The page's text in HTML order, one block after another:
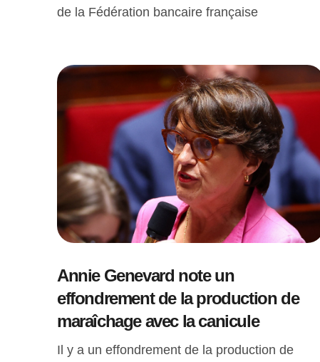
de la Fédération bancaire française
Annie Genevard note un
effondrement de la production de
maraîchage avec la canicule
Il y a un effondrement de la production de